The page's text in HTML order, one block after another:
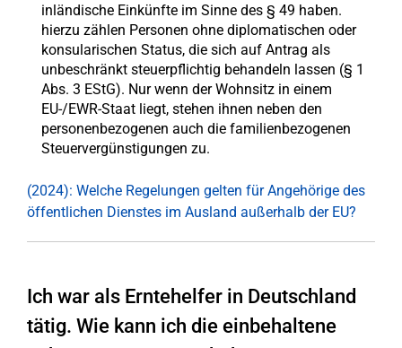
inländische Einkünfte im Sinne des § 49 haben.
hierzu zählen Personen ohne diplomatischen oder
konsularischen Status, die sich auf Antrag als
unbeschränkt steuerpflichtig behandeln lassen (§ 1
Abs. 3 EStG). Nur wenn der Wohnsitz in einem
EU-/EWR-Staat liegt, stehen ihnen neben den
personenbezogenen auch die familienbezogenen
Steuervergünstigungen zu.
(2024): Welche Regelungen gelten für Angehörige des
öffentlichen Dienstes im Ausland außerhalb der EU?
Ich war als Erntehelfer in Deutschland
tätig. Wie kann ich die einbehaltene